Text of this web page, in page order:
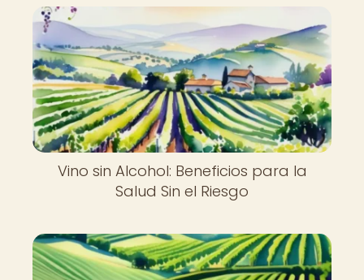
Vino sin Alcohol: Beneficios para la
Salud Sin el Riesgo